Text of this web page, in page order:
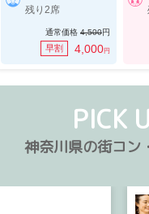
残り2席
通常価格 4,500円
早割 4,000円
PICK
神奈川県の街コン